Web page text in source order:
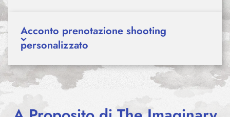
Acconto prenotazione shooting
personalizzato